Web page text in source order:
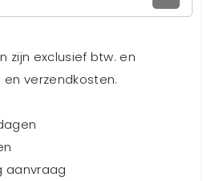
zijn exclusief btw. en
verzendkosten.
aanvraag